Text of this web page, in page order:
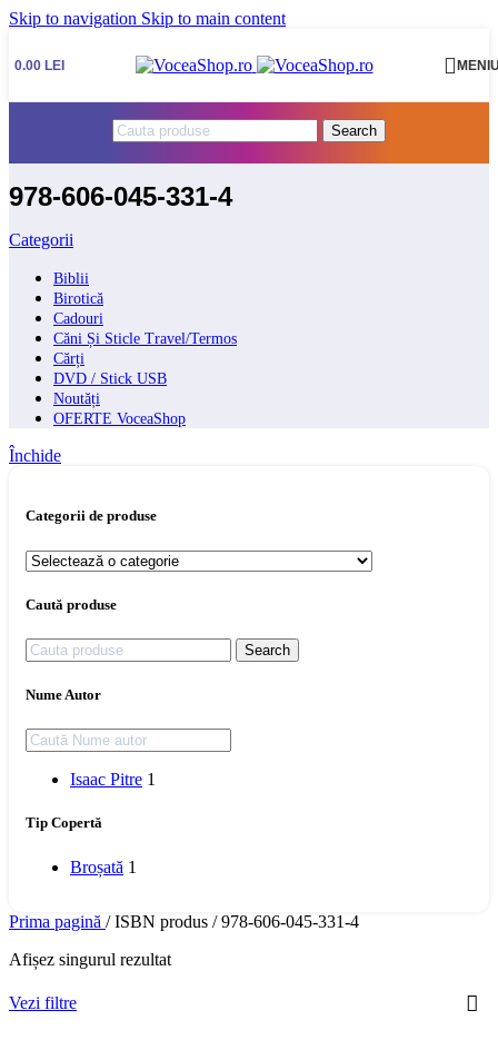
Skip to navigation Skip to main content
0.00 LEI
Search
978-606-045-331-4
Categorii
Biblii
Birotică
Cadouri
Căni Și Sticle Travel/Termos
Cărți
DVD / Stick USB
Noutăți
OFERTE VoceaShop
Închide
Categorii de produse
Caută produse
Search
Nume Autor
Isaac Pitre 1
Tip Copertă
Broșată 1
Prima pagină / ISBN produs / 978-606-045-331-4
Afișez singurul rezultat
Vezi filtre